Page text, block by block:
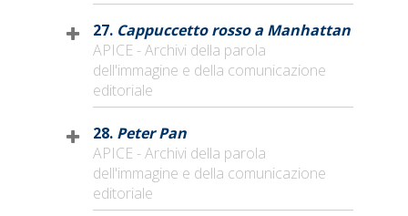
27. Cappuccetto rosso a Manhattan
APICE - Archivi della parola
dell'immagine e della comunicazione
editoriale
28. Peter Pan
APICE - Archivi della parola
dell'immagine e della comunicazione
editoriale